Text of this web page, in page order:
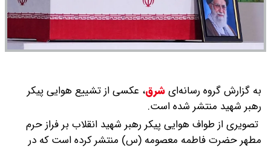
به گزارش گروه رسانه‌ایشرق، عکسی از تشییع هوایی پیکر
رهبر شهید منتشر شده است.
تصویری از طواف هوایی پیکر رهبر شهید انقلاب بر فراز حرم
مطهر حضرت فاطمه معصومه (س) منتشر کرده است که در